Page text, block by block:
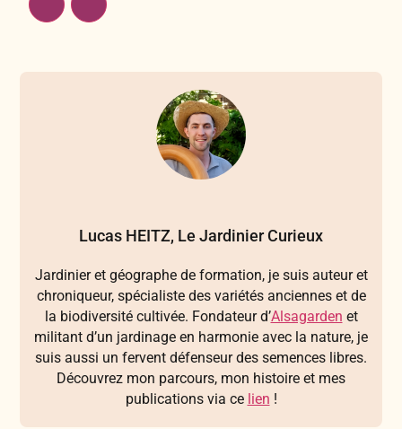
Lucas HEITZ, Le Jardinier Curieux
Jardinier et géographe de formation, je suis auteur et
chroniqueur, spécialiste des variétés anciennes et de
la biodiversité cultivée. Fondateur d’Alsagarden et
militant d’un jardinage en harmonie avec la nature, je
suis aussi un fervent défenseur des semences libres.
Découvrez mon parcours, mon histoire et mes
publications via ce lien !